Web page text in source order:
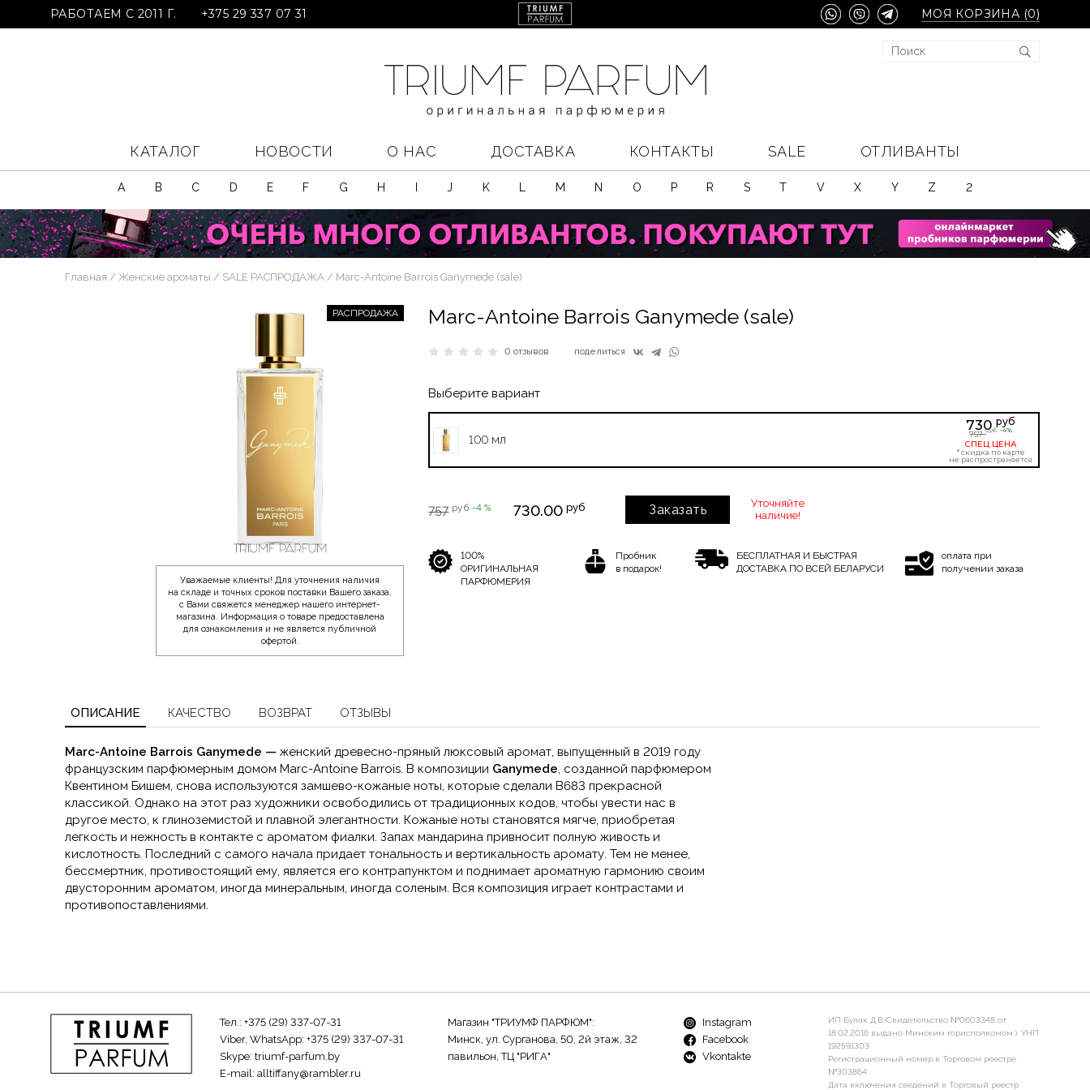
РАБОТАЕМ С 2011 Г. +375 29 337 07 31 МОЯ КОРЗИНА (0)
КАТАЛОГ НОВОСТИ О НАС ДОСТАВКА КОНТАКТЫ SALE ОТЛИВАНТЫ
A B C D E F G H J K M N O P R S T V X Y Z 2
Главная Женские ароматы SALE РАСПРОДАЖА Marc-Antoine Barrois Ganymede (sale)
РАСПРОДАЖА
Уважаемые клиенты! Для уточнения наличия
на складе и точных сроков поставки Вашего заказа,
с Вами свяжется менеджер нашего интернет-
магазина. Информация о товаре предоставлена
для ознакомления и не является публичной
офертой.
Marc-Antoine Barrois Ganymede (sale)
0 отзывов поделиться
Выберите вариант
100 мл
730руб
757руб -4%
СПЕЦ ЦЕНА
* скидка по карте
не распространяется
757 руб -4 % 730.00 руб Заказать
Уточняйте
наличие!
100%
ОРИГИНАЛЬНАЯ
ПАРФЮМЕРИЯ
Пробник
в подарок!
БЕСПЛАТНАЯ И БЫСТРАЯ
ДОСТАВКА ПО ВСЕЙ БЕЛАРУСИ
оплата при
получении заказа
ОПИСАНИЕ КАЧЕСТВО ВОЗВРАТ ОТЗЫВЫ
Marc-Antoine Barrois Ganymede — женский древесно-пряный люксовый аромат, выпущенный в 2019 году
французским парфюмерным домом Marc-Antoine Barrois. В композиции Ganymede, созданной парфюмером
Квентином Бишем, снова используются замшево-кожаные ноты, которые сделали B683 прекрасной
классикой. Однако на этот раз художники освободились от традиционных кодов, чтобы увести нас в
другое место, к глиноземистой и плавной элегантности. Кожаные ноты становятся мягче, приобретая
легкость и нежность в контакте с ароматом фиалки. Запах мандарина привносит полную живость и
кислотность. Последний с самого начала придает тональность и вертикальность аромату. Тем не менее,
бессмертник, противостоящий ему, является его контрапунктом и поднимает ароматную гармонию своим
двусторонним ароматом, иногда минеральным, иногда соленым. Вся композиция играет контрастами и
противопоставлениями.
Тел.: +375 (29) 337-07-31
Viber, WhatsApp: +375 (29) 337-07-31
Skype: triumf-parfum.by
E-mail: alltiffany@rambler.ru
Магазин "ТРИУМФ ПАРФЮМ":
Минск, ул. Сурганова, 50, 2й этаж, 32
павильон, ТЦ "РИГА"
Instagram
Facebook
Vkontakte
ИП Булак Д.В.(Свидетельство №0603348 от
18.02.2016 выдано Минским горисполкомом ). УНП
192591303
Регистрационный номер в Торговом реестре
№303864
Дата включения сведений в Торговый реестр